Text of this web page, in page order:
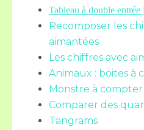
Tableau à double entrée
Recomposer les
aimantées
Les chiffres avec
Animaux : boites à
Monstre à compter
Comparer des
Tangrams